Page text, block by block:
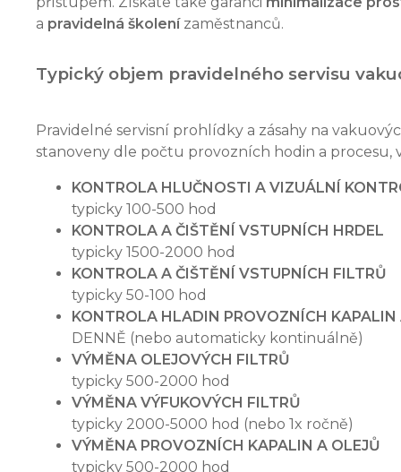
a pravidelná školenízaměstnanců.
Typický objem pravidelného servisu
Pravidelné servisní prohlídky a zásahy na
stanoveny dle počtu provozních hodin a procesu,
KONTROLA HLUČNOSTI A VIZUÁLNÍ
typicky 100-500 hod
KONTROLA A ČIŠTĚNÍ VSTUPNÍCH HRDEL
typicky 1500-2000 hod
KONTROLA A ČIŠTĚNÍ VSTUPNÍCH FILTRŮ
typicky 50-100 hod
KONTROLA HLADIN PROVOZNÍCH KAPALIN
DENNĚ (nebo automaticky kontinuálně)
VÝMĚNA OLEJOVÝCH FILTRŮ
typicky 500-2000 hod
VÝMĚNA VÝFUKOVÝCH FILTRŮ
typicky 2000-5000 hod (nebo 1x ročně)
VÝMĚNA PROVOZNÍCH KAPALIN A OLEJŮ
typicky 500-2000 hod